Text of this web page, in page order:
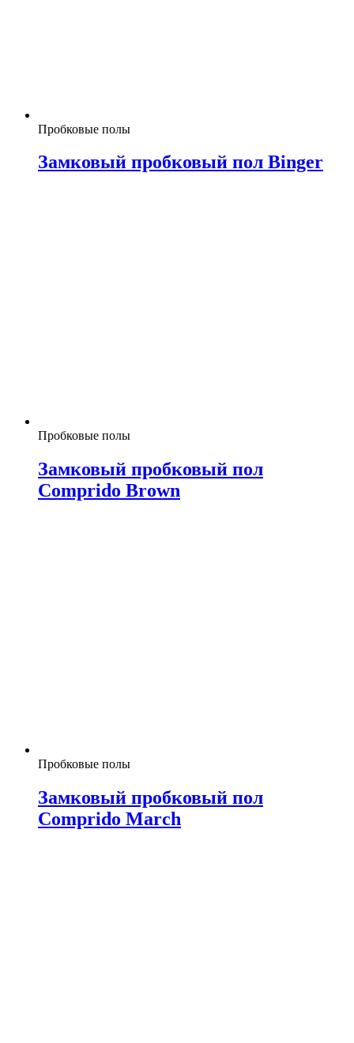
Пробковые полы
Замковый пробковый пол Binger
Пробковые полы
Замковый пробковый пол
Comprido Brown
Пробковые полы
Замковый пробковый пол
Comprido March